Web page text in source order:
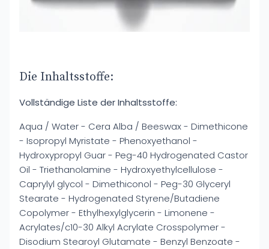
Die Inhaltsstoffe:
Vollständige Liste der Inhaltsstoffe:
Aqua / Water - Cera Alba / Beeswax - Dimethicone
- Isopropyl Myristate - Phenoxyethanol -
Hydroxypropyl Guar - Peg-40 Hydrogenated Castor
Oil - Triethanolamine - Hydroxyethylcellulose -
Caprylyl glycol - Dimethiconol - Peg-30 Glyceryl
Stearate - Hydrogenated Styrene/Butadiene
Copolymer - Ethylhexylglycerin - Limonene -
Acrylates/c10-30 Alkyl Acrylate Crosspolymer -
Disodium Stearoyl Glutamate - Benzyl Benzoate -